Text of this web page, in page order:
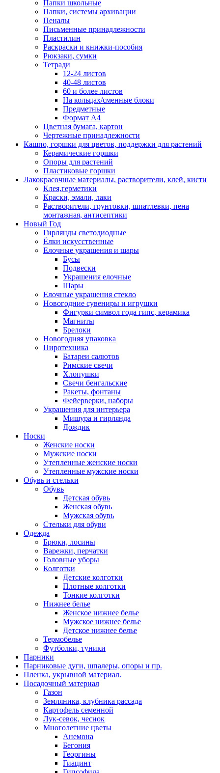
Папки школьные
Папки, системы архивации
Пеналы
Письменные принадлежности
Пластилин
Раскраски и книжки-пособия
Рюкзаки, сумки
Тетради
12-24 листов
40-48 листов
60 и более листов
На кольцах/сменные блоки
Предметные
Формат А4
Цветная бумага, картон
Чертежные принадлежности
Кашпо, горшки для цветов, поддержки для растений
Керамические горшки
Опоры для растений
Пластиковые горшки
Лакокрасочные материалы, растворители, клей, кисти
Клея,герметики
Краски, эмали, лаки
Растворители, грунтовки, шпатлевки, пена
монтажная, антисептики
Новый Год
Гирлянды светодиодные
Ёлки искусственные
Елочные украшения и шары
Бусы
Подвески
Украшения елочные
Шары
Елочные украшения стекло
Новогодние сувениры и игрушки
Фигурки символ года гипс, керамика
Магниты
Брелоки
Новогодняя упаковка
Пиротехника
Батареи салютов
Римские свечи
Хлопушки
Свечи бенгальские
Ракеты, фонтаны
Фейерверки, наборы
Украшения для интерьера
Мишура и гирлянда
Дождик
Носки
Женские носки
Мужские носки
Утепленные женские носки
Утепленные мужские носки
Обувь и стельки
Обувь
Детская обувь
Женская обувь
Мужская обувь
Стельки для обуви
Одежда
Брюки, лосины
Варежки, перчатки
Головные уборы
Колготки
Детские колготки
Плотные колготки
Тонкие колготки
Нижнее белье
Женское нижнее белье
Мужское нижнее белье
Детское нижнее белье
Термобелье
Футболки, туники
Парники
Парниковые дуги, шпалеры, опоры и пр.
Пленка, укрывной материал.
Посадочный материал
Газон
Земляника, клубника рассада
Картофель семенной
Лук-севок, чеснок
Многолетние цветы
Анемона
Бегония
Георгины
Гиацинт